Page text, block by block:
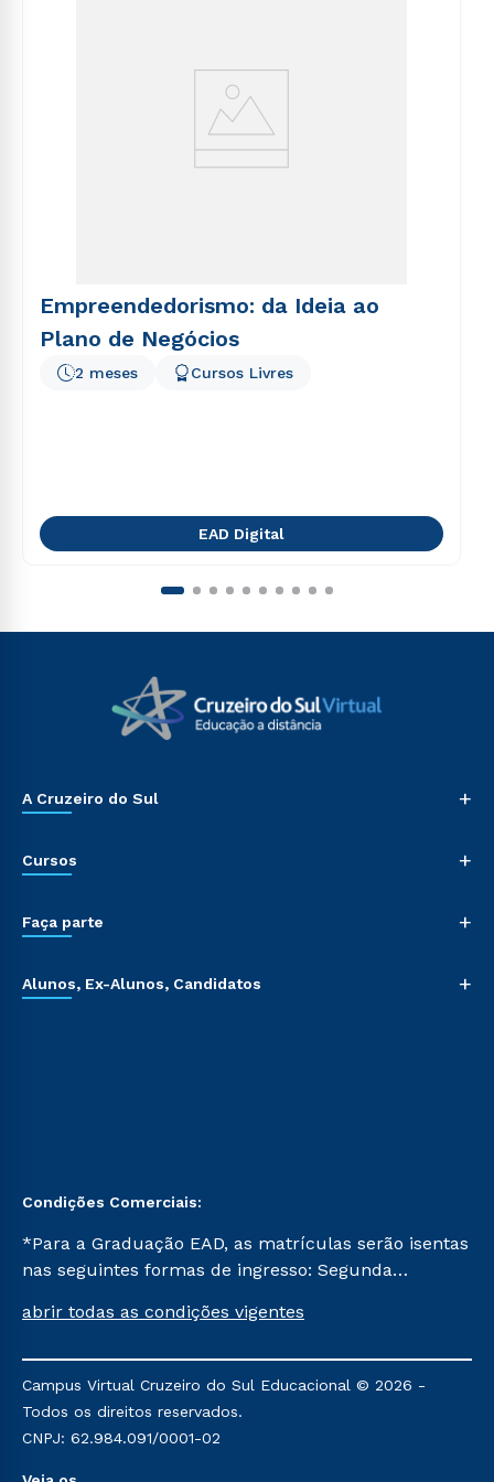
Empreendedorismo: da Ideia ao
Plano de Negócios
2 meses Cursos Livres
EAD Digital
A Cruzeiro do Sul +
Cursos +
Faça parte +
Alunos, Ex-Alunos, Candidatos +
Condições Comerciais:
*Para a Graduação EAD, as matrículas serão isentas
nas seguintes formas de ingresso: Segunda
Já para as demais, a taxa de matrícula será de R$
mencionadas são referentes aos cursos: Ensino
Religioso, Geografia para a Docência e Metodologia
do Ensino de História: Questões Atuais.
abrir todas as condições vigentes
Campus Virtual Cruzeiro do Sul Educacional © 2026 -
Todos os direitos reservados.
CNPJ: 62.984.091/0001-02